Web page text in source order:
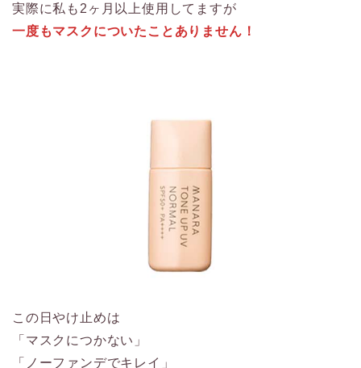
実際に私も2ヶ月以上使用してますが
一度もマスクについたことありません！
この日やけ止めは
「マスクにつかない」
「ノーファンデでキレイ」